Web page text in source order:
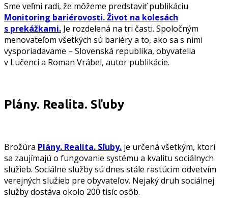
Sme veľmi radi, že môžeme predstaviť publikáciu
Monitoring bariérovosti. Život na kolesách
s prekážkami. Je rozdelená na tri časti. Spoločným
menovateľom všetkých sú bariéry a to, ako sa s nimi
vysporiadavame – Slovenská republika, obyvatelia
v Lučenci a Roman Vrábel, autor publikácie.
Plány. Realita. Sľuby
Brožúra Plány. Realita. Sľuby. je určená všetkým, ktorí
sa zaujímajú o fungovanie systému a kvalitu sociálnych
služieb. Sociálne služby sú dnes stále rastúcim odvetvím
verejných služieb pre obyvateľov. Nejaký druh sociálnej
služby dostáva okolo 200 tisíc osôb.